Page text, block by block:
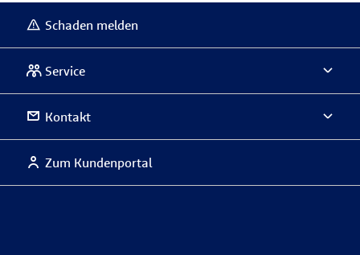
Schaden melden
Service
Kontakt
Zum Kundenportal